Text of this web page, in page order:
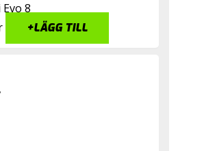
8
+LÄGG TILL